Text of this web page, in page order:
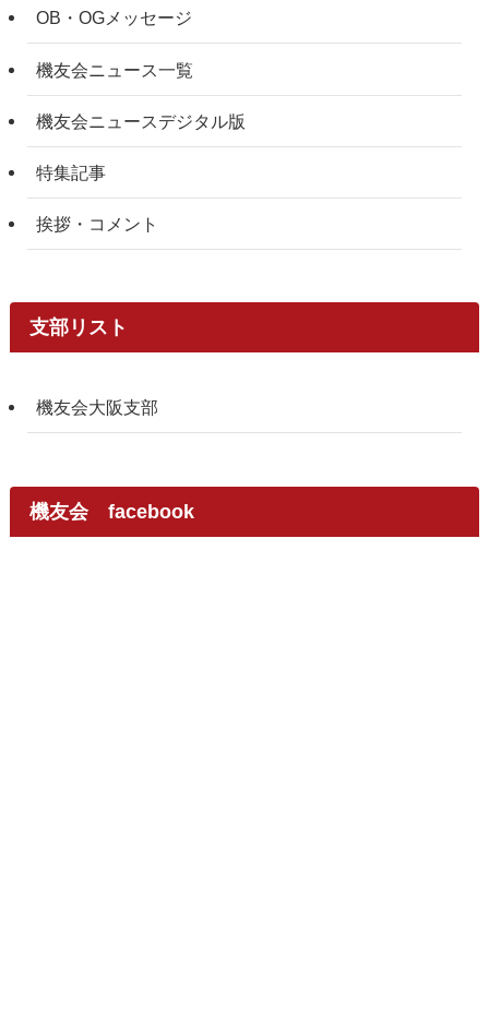
OB・OGメッセージ
機友会ニュース一覧
機友会ニュースデジタル版
特集記事
挨拶・コメント
支部リスト
機友会大阪支部
機友会 facebook